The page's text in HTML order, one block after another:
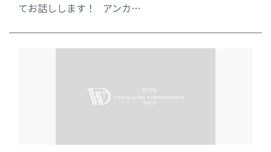
てお話しします！ アンカ…